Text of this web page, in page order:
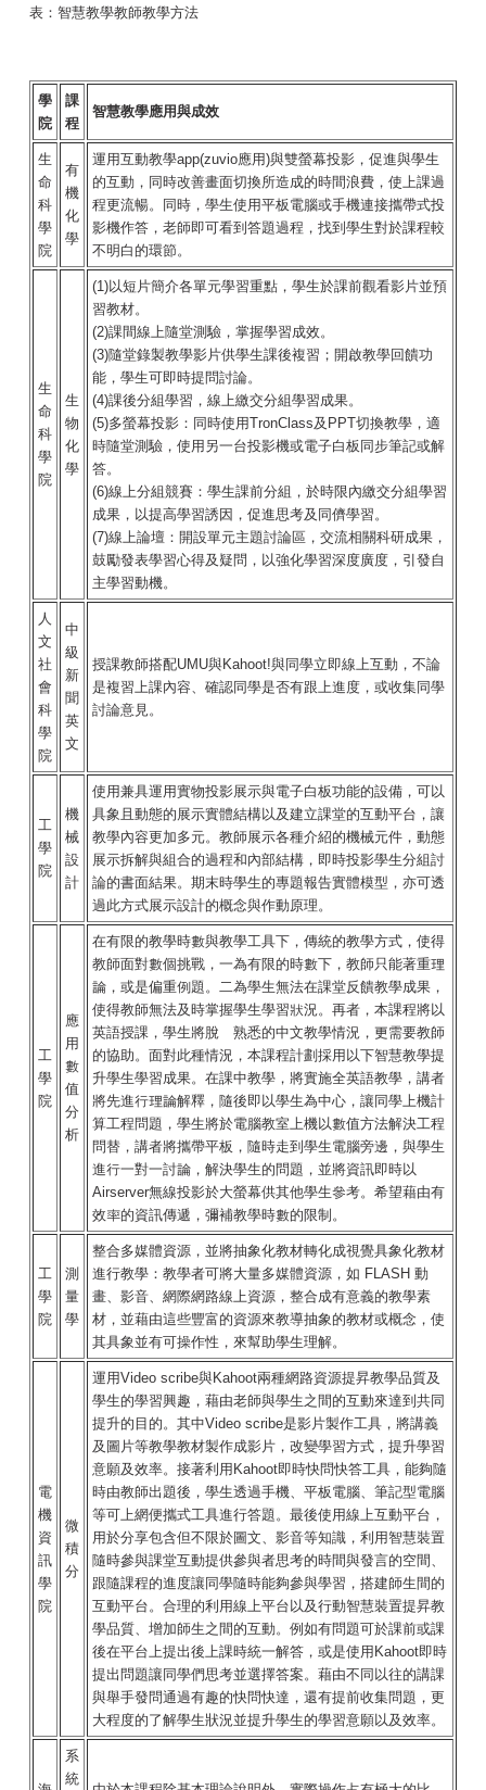
表：智慧教學教師教學方法
學
院
課
程
智慧教學應用與成效
生
命
科
學
院
有
機
化
學
運用互動教學app(zuvio應用)與雙螢幕投影，促進與學生
的互動，同時改善畫面切換所造成的時間浪費，使上課過
程更流暢。同時，學生使用平板電腦或手機連接攜帶式投
影機作答，老師即可看到答題過程，找到學生對於課程較
不明白的環節。
生
命
科
學
院
生
物
化
學
(1)以短片簡介各單元學習重點，學生於課前觀看影片並預
習教材。
(2)課間線上隨堂測驗，掌握學習成效。
(3)隨堂錄製教學影片供學生課後複習；開啟教學回饋功
能，學生可即時提問討論。
(4)課後分組學習，線上繳交分組學習成果。
(5)多螢幕投影：同時使用TronClass及PPT切換教學，適
時隨堂測驗，使用另一台投影機或電子白板同步筆記或解
答。
(6)線上分組競賽：學生課前分組，於時限內繳交分組學習
成果，以提高學習誘因，促進思考及同儕學習。
(7)線上論壇：開設單元主題討論區，交流相關科研成果，
鼓勵發表學習心得及疑問，以強化學習深度廣度，引發自
主學習動機。
人
文
社
會
科
學
院
中
級
新
聞
英
文
授課教師搭配UMU與Kahoot!與同學立即線上互動，不論
是複習上課內容、確認同學是否有跟上進度，或收集同學
討論意見。
工
學
院
機
械
設
計
使用兼具運用實物投影展示與電子白板功能的設備，可以
具象且動態的展示實體結構以及建立課堂的互動平台，讓
教學內容更加多元。教師展示各種介紹的機械元件，動態
展示拆解與組合的過程和內部結構，即時投影學生分組討
論的書面結果。期末時學生的專題報告實體模型，亦可透
過此方式展示設計的概念與作動原理。
工
學
院
應
用
數
值
分
析
在有限的教學時數與教學工具下，傳統的教學方式，使得
教師面對數個挑戰，一為有限的時數下，教師只能著重理
論，或是偏重例題。二為學生無法在課堂反饋教學成果，
使得教師無法及時掌握學生學習狀況。再者，本課程將以
英語授課，學生將脫離熟悉的中文教學情況，更需要教師
的協助。面對此種情況，本課程計劃採用以下智慧教學提
升學生學習成果。在課中教學，將實施全英語教學，講者
將先進行理論解釋，隨後即以學生為中心，讓同學上機計
算工程問題，學生將於電腦教室上機以數值方法解決工程
問替，講者將攜帶平板，隨時走到學生電腦旁邊，與學生
進行一對一討論，解決學生的問題，並將資訊即時以
Airserver無線投影於大螢幕供其他學生參考。希望藉由有
效率的資訊傳遞，彌補教學時數的限制。
工
學
院
測
量
學
整合多媒體資源，並將抽象化教材轉化成視覺具象化教材
進行教學：教學者可將大量多媒體資源，如 FLASH 動
畫、影音、網際網路線上資源，整合成有意義的教學素
材，並藉由這些豐富的資源來教導抽象的教材或概念，使
其具象並有可操作性，來幫助學生理解。
電
機
資
訊
學
院
微
積
分
運用Video scribe與Kahoot兩種網路資源提昇教學品質及
學生的學習興趣，藉由老師與學生之間的互動來達到共同
提升的目的。其中Video scribe是影片製作工具，將講義
及圖片等教學教材製作成影片，改變學習方式，提升學習
意願及效率。接著利用Kahoot即時快問快答工具，能夠隨
時由教師出題後，學生透過手機、平板電腦、筆記型電腦
等可上網便攜式工具進行答題。最後使用線上互動平台，
用於分享包含但不限於圖文、影音等知識，利用智慧裝置
隨時參與課堂互動提供參與者思考的時間與發言的空間、
跟隨課程的進度讓同學隨時能夠參與學習，搭建師生間的
互動平台。合理的利用線上平台以及行動智慧裝置提昇教
學品質、增加師生之間的互動。例如有問題可於課前或課
後在平台上提出後上課時統一解答，或是使用Kahoot即時
提出問題讓同學們思考並選擇答案。藉由不同以往的講課
與舉手發問通過有趣的快問快達，還有提前收集問題，更
大程度的了解學生狀況並提升學生的學習意願以及效率。
系
統